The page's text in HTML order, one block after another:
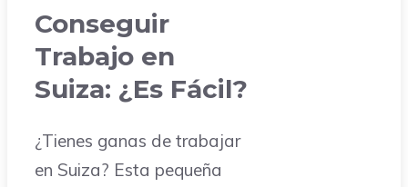
Conseguir
Trabajo en
Suiza: ¿Es Fácil?
¿Tienes ganas de trabajar
en Suiza? Esta pequeña